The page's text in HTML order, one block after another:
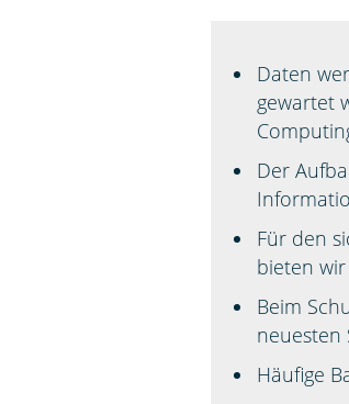
Daten
gewartet
Der
Für den
bieten
Beim
neuesten
Häufige